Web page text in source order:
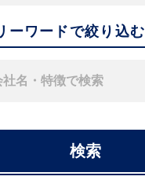
ーワードで絞り込む
検索